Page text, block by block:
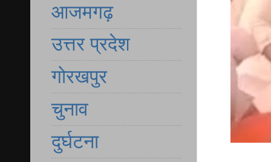
आजमगढ़
उत्तर प्रदेश
गोरखपुर
चुनाव
दुर्घटना